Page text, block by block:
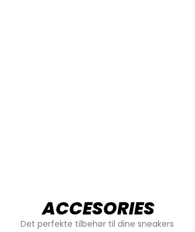
ACCESORIES
Det perfekte tilbehør til dine sneakers